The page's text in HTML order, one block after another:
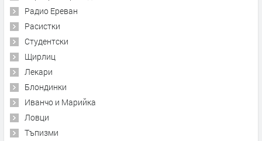
Радио Ереван
Расистки
Студентски
Щирлиц
Лекари
Блондинки
Иванчо и Марийка
Ловци
Тъпизми